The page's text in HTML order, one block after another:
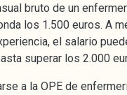
bruto de un
los 1.500 euros. A
el salario
superar los 2.000
a la OPE de